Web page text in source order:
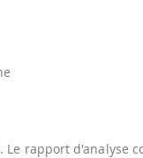
rapport